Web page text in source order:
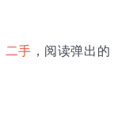
二手 ，阅读弹出的